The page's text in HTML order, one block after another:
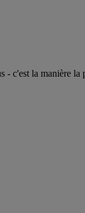
c'est la manière la